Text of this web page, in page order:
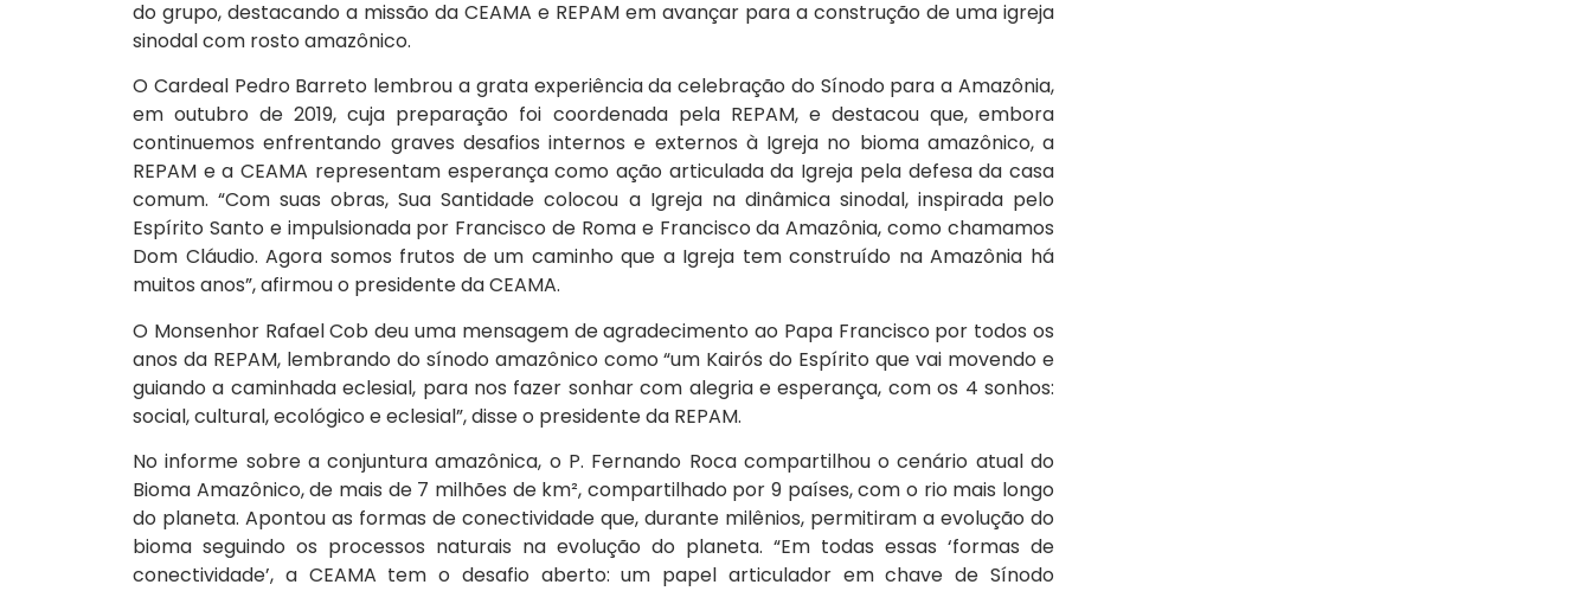
do grupo, destacando a missão da CEAMA e REPAM em avançar para a construção de uma igreja
sinodal com rosto amazônico.
O Cardeal Pedro Barreto lembrou a grata experiência da celebração do Sínodo para a Amazônia,
em outubro de 2019, cuja preparação foi coordenada pela REPAM, e destacou que, embora
continuemos enfrentando graves desafios internos e externos à Igreja no bioma amazônico, a
REPAM e a CEAMA representam esperança como ação articulada da Igreja pela defesa da casa
comum. “Com suas obras, Sua Santidade colocou a Igreja na dinâmica sinodal, inspirada pelo
Espírito Santo e impulsionada por Francisco de Roma e Francisco da Amazônia, como chamamos
Dom Cláudio. Agora somos frutos de um caminho que a Igreja tem construído na Amazônia há
muitos anos”, afirmou o presidente da CEAMA.
O Monsenhor Rafael Cob deu uma mensagem de agradecimento ao Papa Francisco por todos os
anos da REPAM, lembrando do sínodo amazônico como “um Kairós do Espírito que vai movendo e
guiando a caminhada eclesial, para nos fazer sonhar com alegria e esperança, com os 4 sonhos:
social, cultural, ecológico e eclesial”, disse o presidente da REPAM.
No informe sobre a conjuntura amazônica, o P. Fernando Roca compartilhou o cenário atual do
Bioma Amazônico, de mais de 7 milhões de km², compartilhado por 9 países, com o rio mais longo
do planeta. Apontou as formas de conectividade que, durante milênios, permitiram a evolução do
bioma seguindo os processos naturais na evolução do planeta. “Em todas essas ‘formas de
conectividade’, a CEAMA tem o desafio aberto: um papel articulador em chave de Sínodo